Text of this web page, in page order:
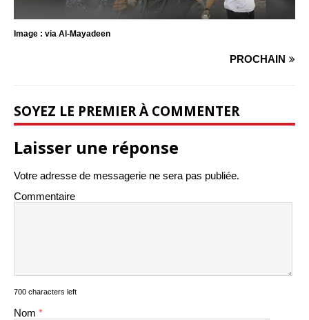
Image : via Al-Mayadeen
PROCHAIN
SOYEZ LE PREMIER À COMMENTER
Laisser une réponse
Votre adresse de messagerie ne sera pas publiée.
Commentaire
700 characters left
Nom *